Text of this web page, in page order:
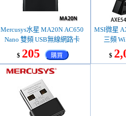
Mercusys水星 MA20N AC650
Nano 雙頻 USB無線網路卡
$ 205 購買
MSI微星
三頻
$